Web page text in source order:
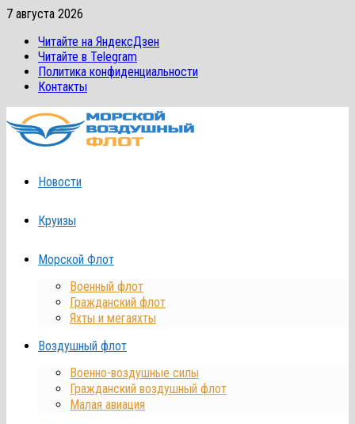
Перейти
содержимому
7 августа 2026
Читайте на ЯндексДзен
Читайте в Telegram
Политика конфиденциальности
Контакты
Новости
Круизы
Морской Флот
Военный флот
Гражданский флот
Яхты и мегаяхты
Воздушный флот
Военно-воздушные силы
Гражданский воздушный флот
Малая авиация